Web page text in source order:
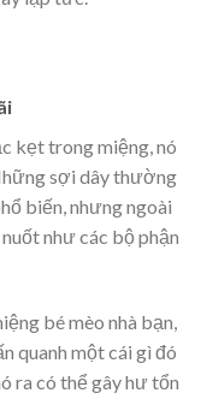
kẹt trong miệng, nó
sợi dây thường
biến, nhưng ngoài
như các bộ phận
bé mèo nhà bạn,
quanh một cái gì đó
ra có thể gây hư tổn